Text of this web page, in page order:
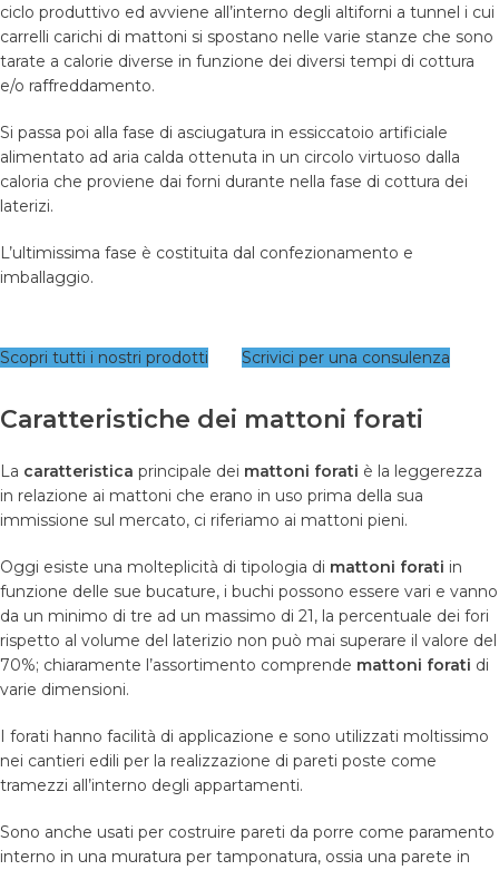
ciclo produttivo ed avviene all’interno degli altiforni a tunnel i cui
carrelli carichi di mattoni si spostano nelle varie stanze che sono
tarate a calorie diverse in funzione dei diversi tempi di cottura
e/o raffreddamento.
Si passa poi alla fase di asciugatura in essiccatoio artificiale
alimentato ad aria calda ottenuta in un circolo virtuoso dalla
caloria che proviene dai forni durante nella fase di cottura dei
laterizi.
L’ultimissima fase è costituita dal confezionamento e
imballaggio.
Scopri tutti i nostri prodotti Scrivici per una consulenza
Caratteristiche dei mattoni forati
La caratteristica principale dei mattoni forati è la leggerezza
in relazione ai mattoni che erano in uso prima della sua
immissione sul mercato, ci riferiamo ai mattoni pieni.
Oggi esiste una molteplicità di tipologia di mattoni forati in
funzione delle sue bucature, i buchi possono essere vari e vanno
da un minimo di tre ad un massimo di 21, la percentuale dei fori
rispetto al volume del laterizio non può mai superare il valore del
70%; chiaramente l’assortimento comprende mattoni forati di
varie dimensioni.
I forati hanno facilità di applicazione e sono utilizzati moltissimo
nei cantieri edili per la realizzazione di pareti poste come
tramezzi all’interno degli appartamenti.
Sono anche usati per costruire pareti da porre come paramento
interno in una muratura per tamponatura, ossia una parete in